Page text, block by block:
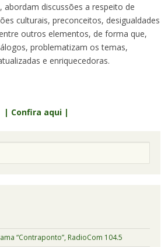
discussões a respeito de
culturais, preconceitos, desigualdades
outros elementos, de forma que,
problematizam os temas,
e enriquecedoras.
| Confira aqui |
“Contraponto”, RadioCom 104.5